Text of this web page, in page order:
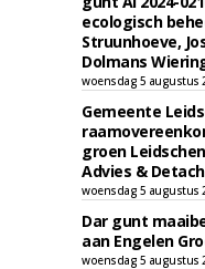
ecologisch
Struunhoeve,
Dolmans
woensdag 5 augustus
Gemeente
groen
Advies &
woensdag 5 augustus
Dar gunt
aan Engelen
woensdag 5 augustus